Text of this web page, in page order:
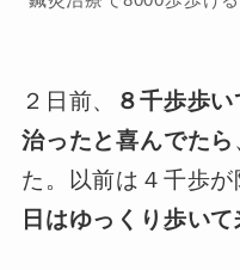
２日前、
８千歩歩
治ったと喜んでたら
た。以前は４千歩
日はゆっくり歩いて